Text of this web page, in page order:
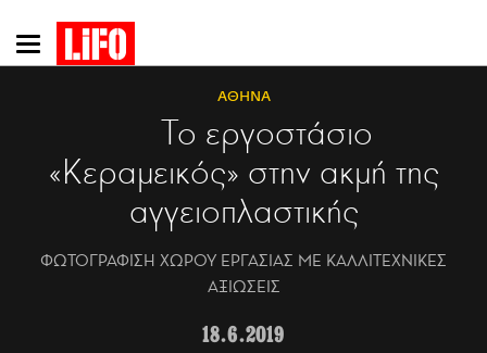
Παράκαμψη
προς
ΑΘΗΝΑ
Το εργοστάσιο
«Κεραμεικός» στην ακμή της
αγγειοπλαστικής
ΦΩΤΟΓΡΑΦΙΣΗ ΧΩΡΟΥ ΕΡΓΑΣΙΑΣ ΜΕ ΚΑΛΛΙΤΕΧΝΙΚΕΣ
ΑΞΙΩΣΕΙΣ
18.6.2019